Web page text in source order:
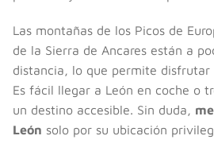
Las montañas de los Picos de
de la Sierra de Ancares están a
distancia, lo que permite disfrutar
Es fácil llegar a León en coche o
un destino accesible. Sin duda,
León solo por su ubicación